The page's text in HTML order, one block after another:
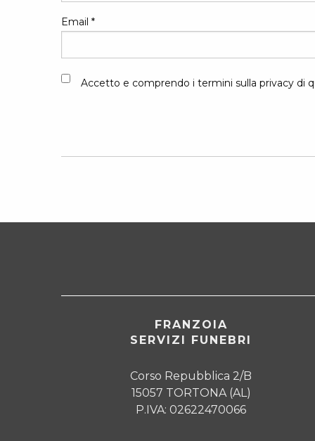
Email *
Accetto e comprendo i termini sulla privacy di
FRANZOIA
SERVIZI FUNEBRI
Corso Repubblica 2/B
15057 TORTONA (AL)
P.IVA: 02622470066